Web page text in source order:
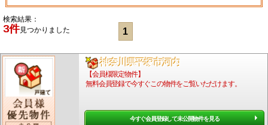
検索結果：
3件見つかりました 1
神奈川県平塚市河内
【会員様限定物件】
無料会員登録で今すぐこの物件をご覧いただけます。
今すぐ会員登録して未公開物件を見る